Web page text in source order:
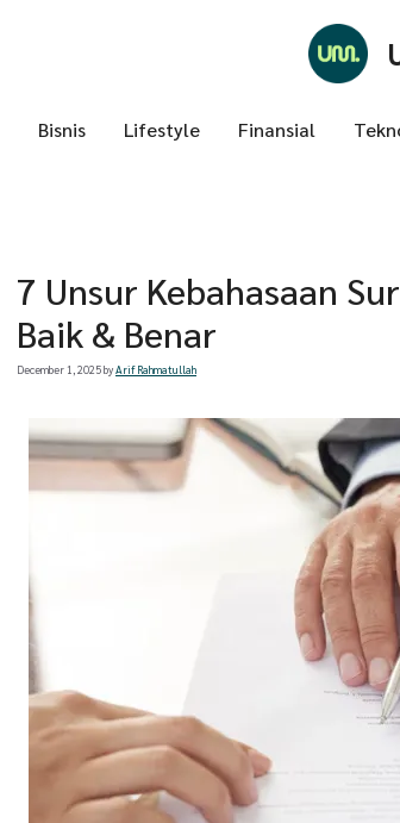
Bisnis Lifestyle Finansial
7 Unsur Kebahasaan
Baik & Benar
December 1, 2025byArif Rahmatullah